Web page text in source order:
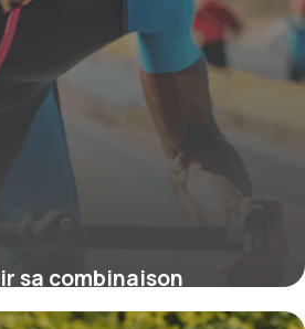
sa combinaison
en triathlon :